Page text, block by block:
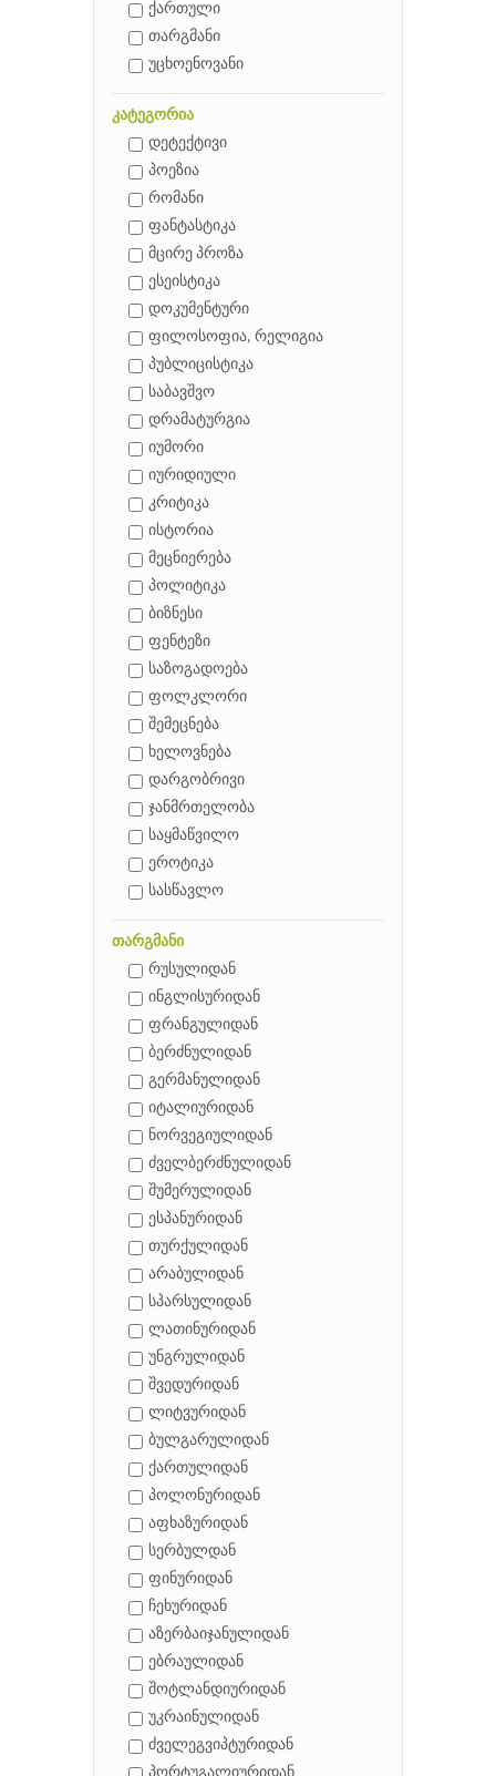
ქართული
თარგმანი
უცხოენოვანი
კატეგორია
დეტექტივი
პოეზია
რომანი
ფანტასტიკა
მცირე პროზა
ესეისტიკა
დოკუმენტური
ფილოსოფია, რელიგია
პუბლიცისტიკა
საბავშვო
დრამატურგია
იუმორი
იურიდიული
კრიტიკა
ისტორია
მეცნიერება
პოლიტიკა
ბიზნესი
ფენტეზი
საზოგადოება
ფოლკლორი
შემეცნება
ხელოვნება
დარგობრივი
ჯანმრთელობა
საყმაწვილო
ეროტიკა
სასწავლო
თარგმანი
რუსულიდან
ინგლისურიდან
ფრანგულიდან
ბერძნულიდან
გერმანულიდან
იტალიურიდან
ნორვეგიულიდან
ძველბერძნულიდან
შუმერულიდან
ესპანურიდან
თურქულიდან
არაბულიდან
სპარსულიდან
ლათინურიდან
უნგრულიდან
შვედურიდან
ლიტვურიდან
ბულგარულიდან
ქართულიდან
პოლონურიდან
აფხაზურიდან
სერბულდან
ფინურიდან
ჩეხურიდან
აზერბაიჯანულიდან
ებრაულიდან
შოტლანდიურიდან
უკრაინულიდან
ძველეგვიპტურიდან